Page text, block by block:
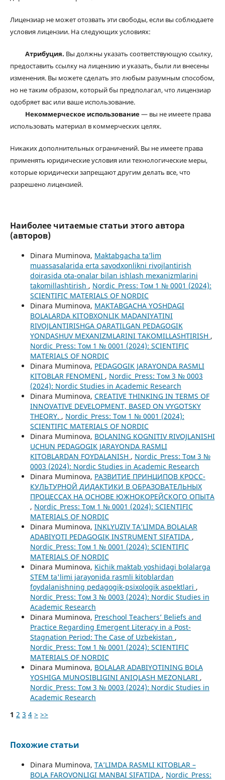
Лицензиар не может отозвать эти свободы, если вы соблюдаете
условия лицензии. На следующих условиях:
Атрибуция. Вы должны указать соответствующую ссылку,
предоставить ссылку на лицензию и указать, были ли внесены
изменения. Вы можете сделать это любым разумным способом,
но не таким образом, который бы предполагал, что лицензиар
одобряет вас или ваше использование.
Некоммерческое использование— вы не имеете права
использовать материал в коммерческих целях.
Никаких дополнительных ограничений. Вы не имеете права
применять юридические условия или технологические меры,
которые юридически запрещают другим делать все, что
разрешено лицензией.
Наиболее читаемые статьи этого автора
(авторов)
Dinara Muminova, Maktabgacha ta’lim
muassasalarida erta savodxonlikni rivojlantirish
doirasida ota-onalar bilan ishlash mexanizmlarini
takomillashtirish , Nordic_Press: Том 1 № 0001 (2024):
SCIENTIFIC MATERIALS OF NORDIC
Dinara Muminova, MAKTABGACHA YOSHDAGI
BOLALARDA KITOBXONLIK MADANIYATINI
RIVOJLANTIRISHGA QARATILGAN PEDAGOGIK
YONDASHUV MEXANIZMLARINI TAKOMILLASHTIRISH ,
Nordic_Press: Том 1 № 0001 (2024): SCIENTIFIC
MATERIALS OF NORDIC
Dinara Muminova, PEDAGOGIK JARAYONDA RASMLI
KITOBLAR FENOMENI , Nordic_Press: Том 3 № 0003
(2024): Nordic Studies in Academic Research
Dinara Muminova, CREATIVE THINKING IN TERMS OF
INNOVATIVE DEVELOPMENT, BASED ON VYGOTSKY
THEORY. , Nordic_Press: Том 1 № 0001 (2024):
SCIENTIFIC MATERIALS OF NORDIC
Dinara Muminova, BOLANING KOGNITIV RIVOJLANISHI
UCHUN PEDAGOGIK JARAYONDA RASMLI
KITOBLARDAN FOYDALANISH , Nordic_Press: Том 3 №
0003 (2024): Nordic Studies in Academic Research
Dinara Muminova, РАЗВИТИЕ ПРИНЦИПОВ КРОСС-
КУЛЬТУРНОЙ ДИДАКТИКИ В ОБРАЗОВАТЕЛЬНЫХ
ПРОЦЕССАХ НА ОСНОВЕ ЮЖНОКОРЕЙСКОГО ОПЫТА
, Nordic_Press: Том 1 № 0001 (2024): SCIENTIFIC
MATERIALS OF NORDIC
Dinara Muminova, INKLYUZIV TA’LIMDA BOLALAR
ADABIYOTI PEDAGOGIK INSTRUMENT SIFATIDA ,
Nordic_Press: Том 1 № 0001 (2024): SCIENTIFIC
MATERIALS OF NORDIC
Dinara Muminova, Kichik maktab yoshidagi bolalarga
STEM ta'limi jarayonida rasmli kitoblardan
foydalanishning pedagogik-psixologik aspektlari ,
Nordic_Press: Том 3 № 0003 (2024): Nordic Studies in
Academic Research
Dinara Muminova, Preschool Teachers’ Beliefs and
Practice Regarding Emergent Literacy in a Post-
Stagnation Period: The Case of Uzbekistan ,
Nordic_Press: Том 1 № 0001 (2024): SCIENTIFIC
MATERIALS OF NORDIC
Dinara Muminova, BOLALAR ADABIYOTINING BOLA
YOSHIGA MUNOSIBLIGINI ANIQLASH MEZONLARI ,
Nordic_Press: Том 3 № 0003 (2024): Nordic Studies in
Academic Research
1 2 3 4 > >>
Похожие статьи
Dinara Muminova, TA’LIMDA RASMLI KITOBLAR –
BOLA FAROVONLIGI MANBAI SIFATIDA , Nordic_Press: